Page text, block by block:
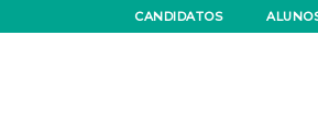
CANDIDATOS